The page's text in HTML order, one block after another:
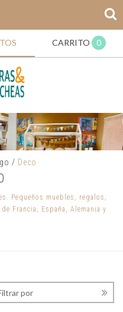
CARRITO 0
/ Deco
Pequeños muebles, regalos,
Francia, España, Alemania y
por